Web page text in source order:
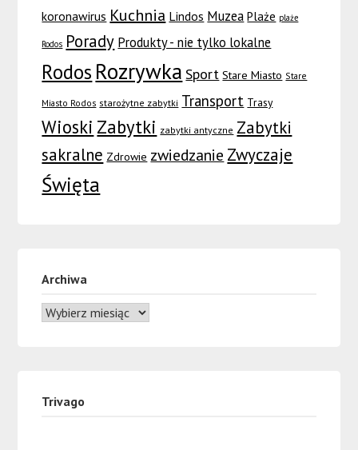
koronawirus Kuchnia Lindos Muzea Plaże plaże
Rodos Porady Produkty - nie tylko lokalne
Rodos Rozrywka Sport Stare Miasto Stare
Miasto Rodos starożytne zabytki Transport Trasy
Wioski Zabytki zabytki antyczne Zabytki
sakralne Zdrowie zwiedzanie Zwyczaje
Święta
Archiwa
Trivago